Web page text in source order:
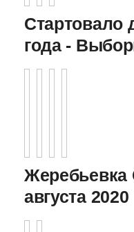
Стартовало
года -
Жеребьевка
августа 2020